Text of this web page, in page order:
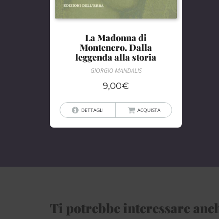
La Madonna di
Montenero. Dalla
leggenda alla storia
GIORGIO MANDALIS
9,00€
DETTAGLI ACQUISTA
Ti potrebbe interessare